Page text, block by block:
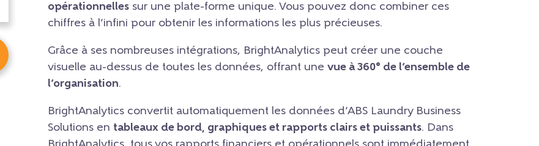
opérationnellessur une plate-forme unique. Vous pouvez donc combiner ces
chiffres à l’infini pour obtenir les informations les plus précieuses.
Grâce à ses nombreuses intégrations, BrightAnalytics peut créer une couche
visuelle au-dessus de toutes les données, offrant une vue à 360° de l’ensemble de
l’organisation.
BrightAnalytics convertit automatiquement les données d’ABS Laundry Business
Solutions en tableaux de bord, graphiques et rapports clairs et puissants. Dans